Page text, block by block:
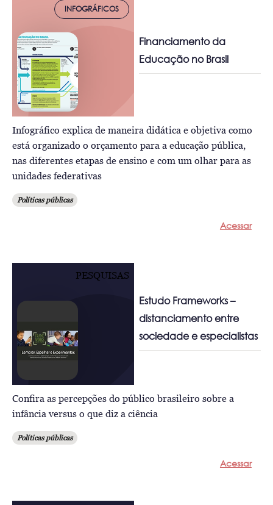
INFOGRÁFICOS
Financiamento da
Educação no Brasil
Infográfico explica de maneira didática e objetiva como
está organizado o orçamento para a educação pública,
nas diferentes etapas de ensino e com um olhar para as
unidades federativas
Políticas públicas
Acessar
PESQUISAS
Estudo Frameworks –
distanciamento entre
sociedade e especialistas
Confira as percepções do público brasileiro sobre a
infância versus o que diz a ciência
Políticas públicas
Acessar